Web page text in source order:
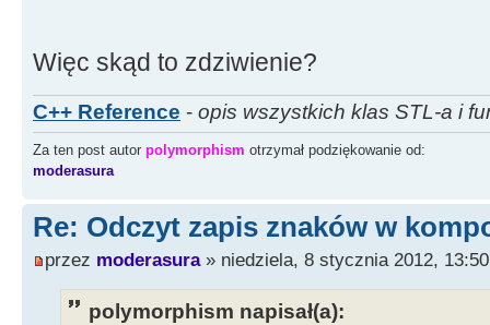
//
>Text.c_str()[0];
v[0] =Edit1->Text.c_str(
v[
v[4] =Edit3->Text.c_str(
v[6] = Edit4->Text.c_str(
v[8] =Edit5->Text.c_str(
v[10] =Edit6->Text.c_str
Więc skąd to zdziwienie?
C++ Reference - opis wszystkich klas STL-a i
Za ten post autor polymorphism otrzymał podziękowanie od:
moderasura
Re: Odczyt zapis znaków w
przez moderasura» niedziela, 8 stycznia 2012, 13:50
polymorphism napisał(a):